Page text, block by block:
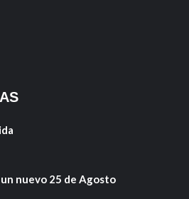
nuevo 25 de Agosto